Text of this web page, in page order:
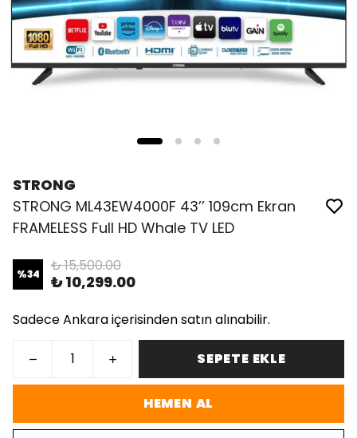
STRONG
STRONG ML43EW4000F 43’’ 109cm Ekran
FRAMELESS Full HD Whale TV LED
%34 ₺ 15,500.00
₺ 10,299.00
Sadece Ankara içerisinden satın alınabilir.
SEPETE EKLE
HEMEN AL